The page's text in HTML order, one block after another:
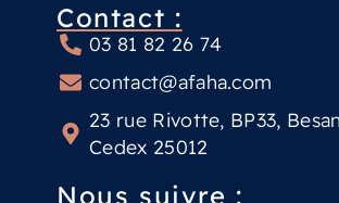
Contact :
03 81 82 26 74
contact@afaha.com
23 rue Rivotte, BP33,
Cedex 25012
Nous suivre :